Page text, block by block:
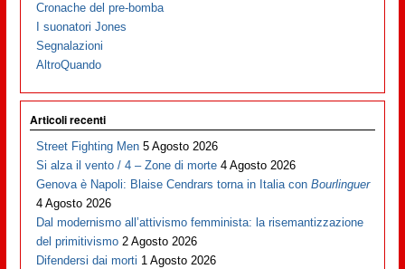
Cronache del pre-bomba
I suonatori Jones
Segnalazioni
AltroQuando
Articoli recenti
Street Fighting Men 5 Agosto 2026
Si alza il vento / 4 – Zone di morte 4 Agosto 2026
Genova è Napoli: Blaise Cendrars torna in Italia conBourlinguer
4 Agosto 2026
Dal modernismo all’attivismo femminista: la risemantizzazione
del primitivismo 2 Agosto 2026
Difendersi dai morti 1 Agosto 2026